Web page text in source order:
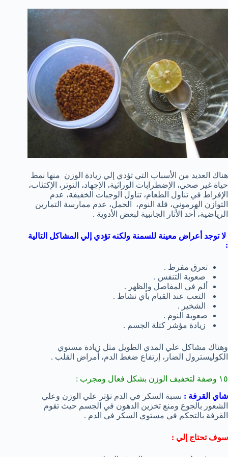
هناك العديد من الأسباب التي تؤدي إلي زيادة الوزن منها نمط
حياة غير صحي، الإضطرابات الوراثية، الإجهاد، التوتر، الإكتئاب،
الإفراط في تناول الطعام، تناول الوجبات الخفيفة، عدم
التوازن الهرموني، قلة النوم، الحمل، عدم ممارسة التمارين
الرياضية، أحد الأثار الجانبية لبعض الأدوية .
لا توجد أعراض معينة للسمنة ولكنه تؤدي إلي المشاكل التالية
:
تعرق مفرط .
صعوبة التنفس .
ألم في المفاصل والظهر .
التعب عند القيام بأي نشاط .
الشخير .
صعوبة النوم .
زيادة مؤشر كتلة الجسم .
وهناك مشاكل علي المدي الطويل مثل زيادة مستوي
الكوليسترول الضار، إرتفاع ضغط الدم، أمراض القلب .
١٥ وصفة لتخفيف الوزن بشكل فعال ومجرب :
شاي القرفة : نسبة السكر في الدم تؤثر علي الوزن وعلي
الشعور بالجوع ومنع تخزين الدهون في الجسم حيث تقوم
القرفة بالتحكم في مستوي السكر في الدم .
سوف تحتاج إلي :